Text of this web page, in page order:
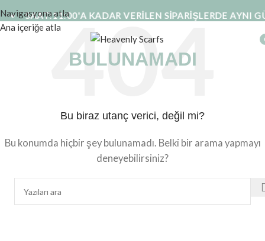
Navigasyona atla
Ana içeriğe atla
• SAAT:11:00'A KADAR VERİLEN SİPARİŞLERDE AYNI
BULUNAMADI
Bu biraz utanç verici, değil mi?
Bu konumda hiçbir şey bulunamadı. Belki bir arama yapmayı
deneyebilirsiniz?